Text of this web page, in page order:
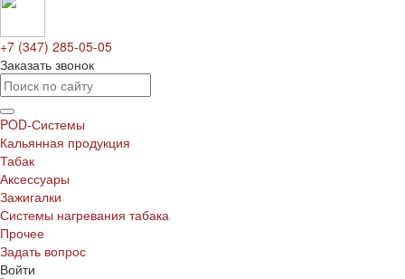
+7 (347) 285-05-05
Заказать звонок
POD-Системы
Кальянная продукция
Табак
Аксессуары
Зажигалки
Системы нагревания табака
Прочее
Задать вопрос
Войти